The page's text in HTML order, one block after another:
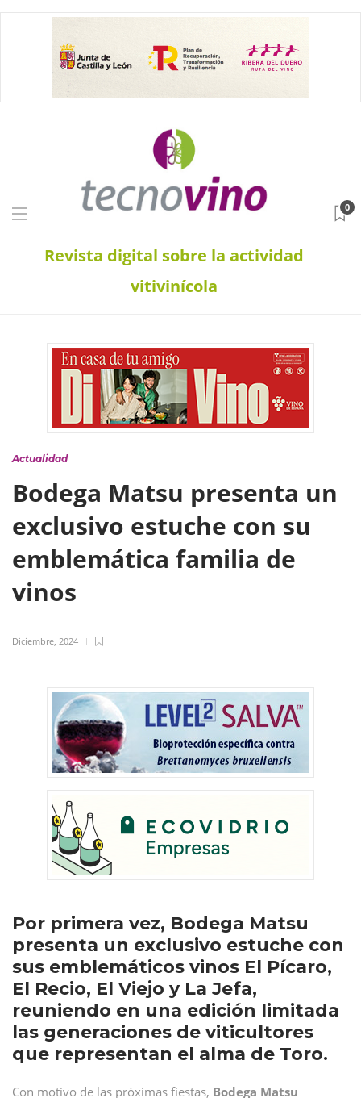
Revista digital sobre la actividad
vitivinícola
0
Actualidad
Bodega Matsu presenta un
exclusivo estuche con su
emblemática familia de
vinos
Diciembre, 2024
Por primera vez, Bodega Matsu
presenta un exclusivo estuche con
sus emblemáticos vinos El Pícaro,
El Recio, El Viejo y La Jefa,
reuniendo en una edición limitada
las generaciones de viticultores
que representan el alma de Toro.
Con motivo de las próximas fiestas, Bodega Matsu